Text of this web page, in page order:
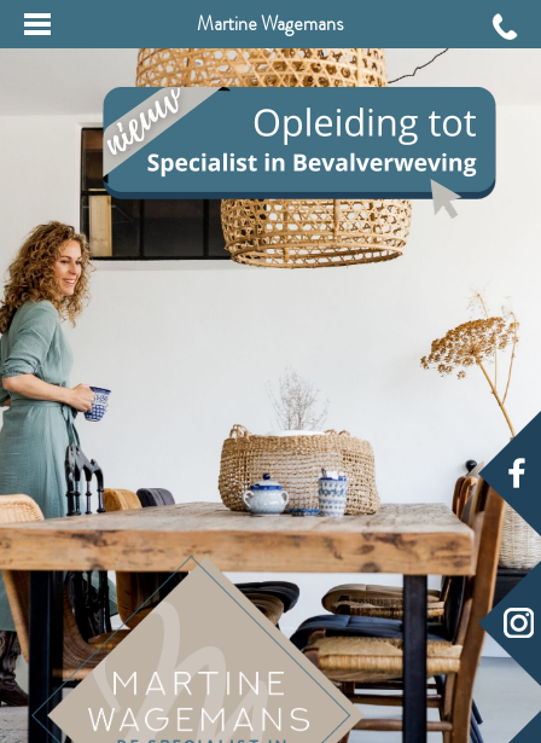
Martine Wagemans